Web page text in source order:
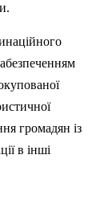
громадян із
в інші